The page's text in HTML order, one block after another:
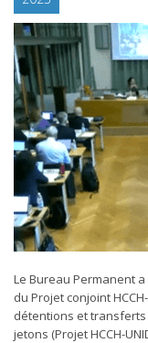
Le Bureau Permanent
du Projet conjoint
détentions et
jetons (Projet HCCH-